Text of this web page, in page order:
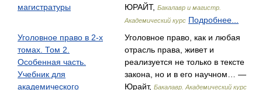
магистратуры
ЮРАЙТ, Бакалавр и магистр.
Академический курс Подробнее...
Уголовное право в 2-х
томах. Том 2.
Особенная часть.
Учебник для
академического
Уголовное право, как и любая
отрасль права, живет и
реализуется не только в тексте
закона, но и в его научном… —
Юрайт, Бакалавр. Академический курс